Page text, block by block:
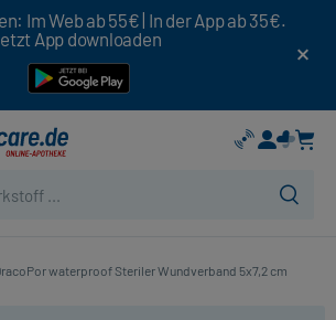
Im Web ab 55€ | In der App ab 35€.
App downloaden
waterproof Steriler Wundverband 5x7,2 cm